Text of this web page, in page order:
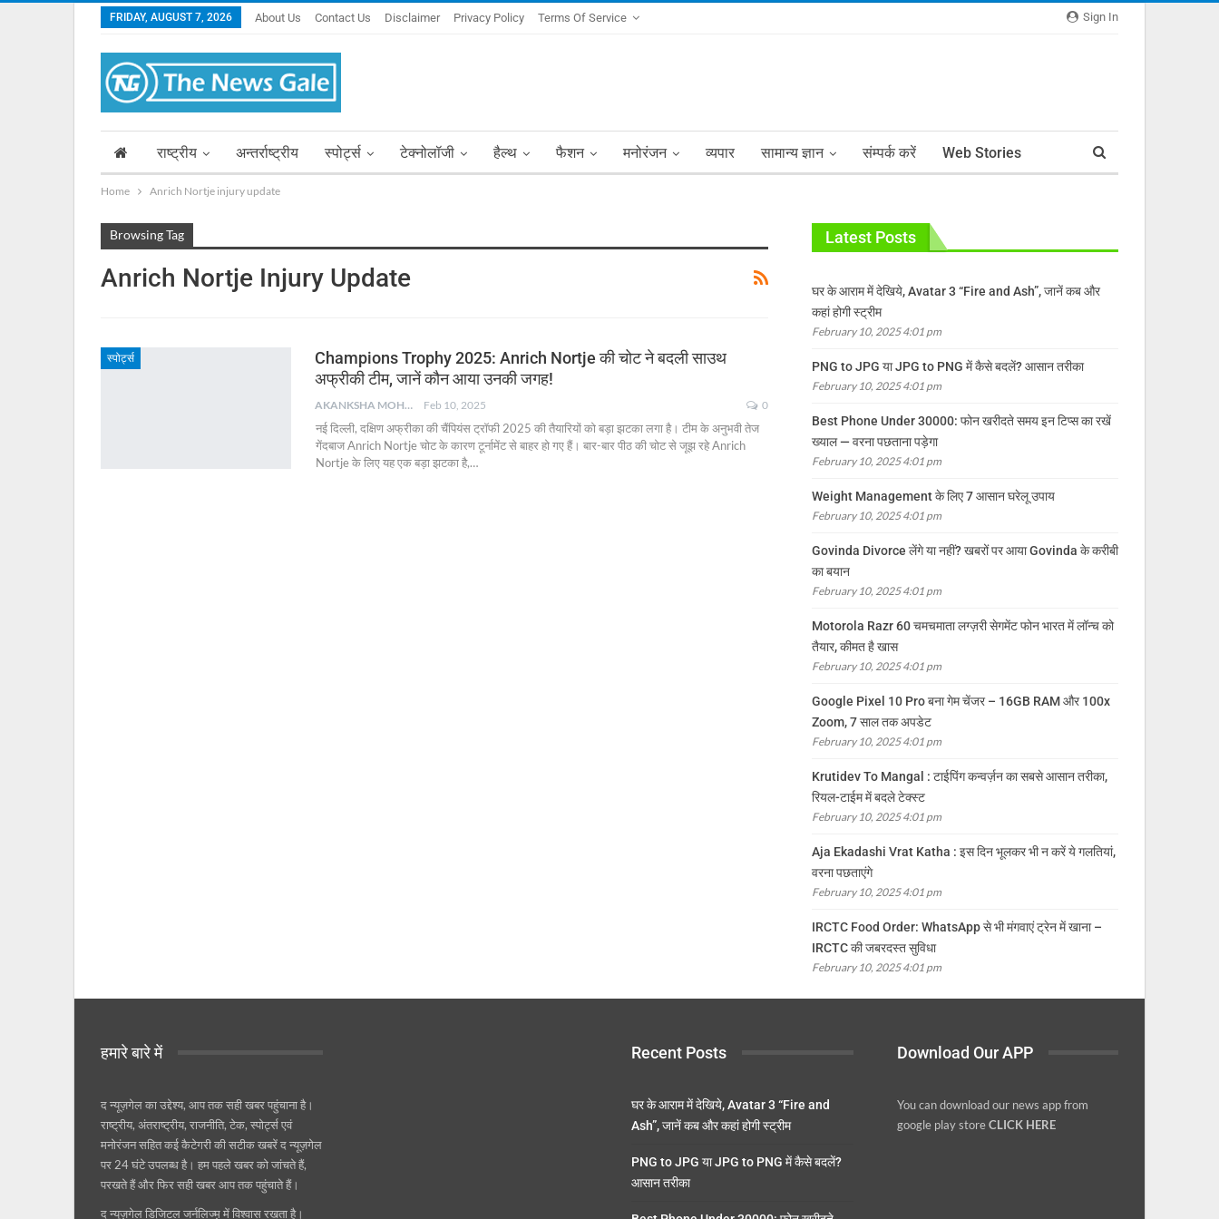
Sign In
FRIDAY, AUGUST 7, 2026 About Us Contact Us Disclaimer Privacy Policy Terms Of Service
राष्ट्रीय अन्तर्राष्ट्रीय स्पोर्ट्स टेक्नोलॉजी हैल्थ फैशन मनोरंजन व्यपार सामान्य ज्ञान संम्पर्क करें Web Stories
Home Anrich Nortje injury update
Browsing Tag
Anrich Nortje Injury Update
स्पोर्ट्स
Champions Trophy 2025: Anrich Nortje की चोट ने बदली साउथ
अफ्रीकी टीम, जानें कौन आया उनकी जगह!
AKANKSHA MOHAN Feb 10, 2025 0
नई दिल्ली, दक्षिण अफ्रीका की चैंपियंस ट्रॉफी 2025 की तैयारियों को बड़ा झटका लगा है। टीम के अनुभवी तेज
गेंदबाज Anrich Nortje चोट के कारण टूर्नामेंट से बाहर हो गए हैं। बार-बार पीठ की चोट से जूझ रहे Anrich
Nortje के लिए यह एक बड़ा झटका है,…
Latest Posts
घर के आराम में देखिये, Avatar 3 “Fire and Ash”, जानें कब और
कहां होगी स्ट्रीम
February 10, 2025 4:01 pm
PNG to JPG या JPG to PNG में कैसे बदलें? आसान तरीका
February 10, 2025 4:01 pm
Best Phone Under 30000: फोन खरीदते समय इन टिप्स का रखें
ख्याल — वरना पछताना पड़ेगा
February 10, 2025 4:01 pm
Weight Management के लिए 7 आसान घरेलू उपाय
February 10, 2025 4:01 pm
Govinda Divorce लेंगे या नहीं? खबरों पर आया Govinda के करीबी
का बयान
February 10, 2025 4:01 pm
Motorola Razr 60 चमचमाता लग्ज़री सेगमेंट फोन भारत में लॉन्च को
तैयार, कीमत है खास
February 10, 2025 4:01 pm
Google Pixel 10 Pro बना गेम चेंजर – 16GB RAM और 100x
Zoom, 7 साल तक अपडेट
February 10, 2025 4:01 pm
Krutidev To Mangal : टाईपिंग कन्वर्ज़न का सबसे आसान तरीका,
रियल-टाईम में बदले टेक्स्ट
February 10, 2025 4:01 pm
Aja Ekadashi Vrat Katha : इस दिन भूलकर भी न करें ये गलतियां,
वरना पछताएंगे
February 10, 2025 4:01 pm
IRCTC Food Order: WhatsApp से भी मंगवाएं ट्रेन में खाना –
IRCTC की जबरदस्त सुविधा
February 10, 2025 4:01 pm
हमारे बारे में
द न्यूज़गेल का उद्देश्य, आप तक सही खबर पहुंचाना है।
राष्ट्रीय, अंतराष्ट्रीय, राजनीति, टेक, स्पोर्ट्स एवं
मनोरंजन सहित कई कैटेगरी की सटीक खबरें द न्यूज़गेल
पर 24 घंटे उपलब्ध है। हम पहले खबर को जांचते हैं,
परखते हैं और फिर सही खबर आप तक पहुंचाते हैं।
द न्यूज़गेल डिजिटल जर्नलिज्म़ में विश्वास रखता है।
Recent Posts
घर के आराम में देखिये, Avatar 3 “Fire and
Ash”, जानें कब और कहां होगी स्ट्रीम
PNG to JPG या JPG to PNG में कैसे बदलें?
आसान तरीका
Download Our APP
You can download our news app from
google play storeCLICK HERE